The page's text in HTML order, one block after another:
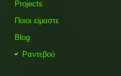
Projects
Ποιοι είμαστε
Blog
Ραντεβού